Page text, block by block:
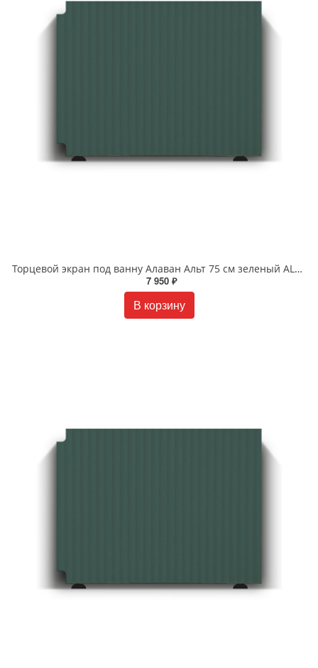
Торцевой экран под ванну Алаван Альт 75 см зеленый ALV0246009
7 950 ₽
В корзину